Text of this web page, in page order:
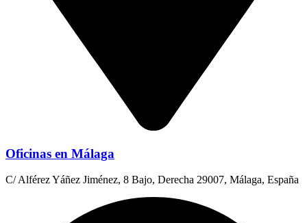
Oficinas en Málaga
C/ Alférez Yáñez Jiménez, 8 Bajo, Derecha 29007, Málaga, España